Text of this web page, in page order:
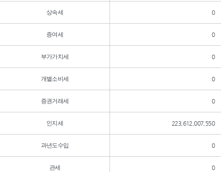
상속세 0
증여세 0
부가가치세 0
개별소비세 0
증권거래세 0
인지세 223,612,007,550
과년도수입 0
관세 0